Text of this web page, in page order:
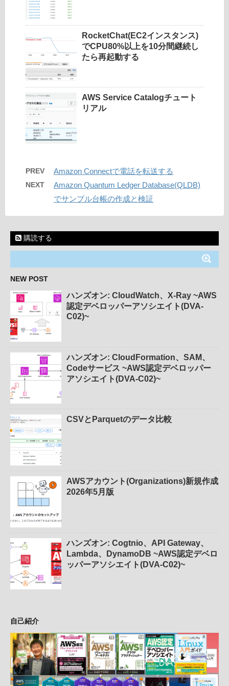
RocketChat(EC2インスタンス)
でCPU80%以上を10分間継続し
たら再起動する
AWS Service Catalogチュート
リアル
PREV Amazon Connectで電話を転送する
NEXT
Amazon Quantum Ledger Database(QLDB)
でサンプル台帳の作成と検証
購読する
NEW POST
ハンズオン: CloudWatch、X-Ray ~AWS
認定デベロッパーアソシエイト(DVA-
C02)~
ハンズオン: CloudFormation、SAM、
Codeサービス ~AWS認定デベロッパー
アソシエイト(DVA-C02)~
CSVとParquetのデータ比較
AWSアカウント(Organizations)新規作成
2026年5月版
ハンズオン: Cogtnio、API Gateway、
Lambda、DynamoDB ~AWS認定デベロ
ッパーアソシエイト(DVA-C02)~
自己紹介